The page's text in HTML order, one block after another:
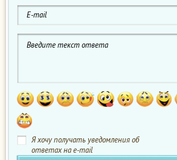
Я хочу получать уведомления об
ответах на e-mail